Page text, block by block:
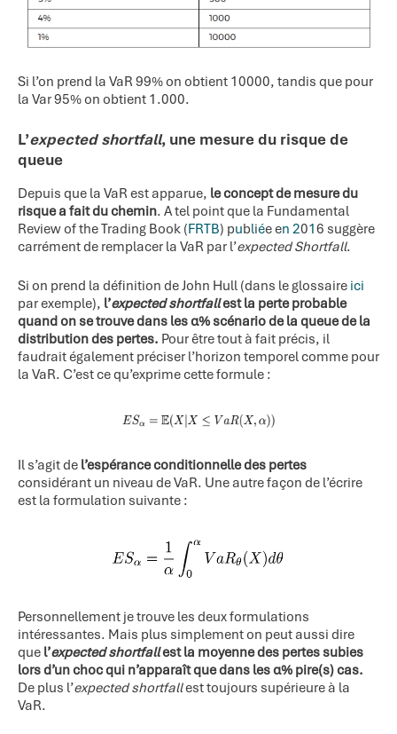
Si l’on prend la VaR 99% on obtient 10000, tandis que pour
la Var 95% on obtient 1.000.
L’expected shortfall, une mesure du risque de
queue
Depuis que la VaR est apparue, le concept de mesure du
risque a fait du chemin. A tel point que la Fundamental
Review of the Trading Book (FRTB) publiée en 2016 suggère
carrément de remplacer la VaR par l’expected Shortfall.
Si on prend la définition de John Hull (dans le glossaire ici
par exemple), l’expected shortfallest la perte probable
quand on se trouve dans lesα%scénario de la queue de la
distribution des pertes. Pour être tout à fait précis, il
faudrait également préciser l’horizon temporel comme pour
la VaR. C’est ce qu’exprime cette formule :
Il s’agit de l’espérance conditionnelle des pertes
considérant un niveau de VaR. Une autre façon de l’écrire
est la formulation suivante :
Personnellement je trouve les deux formulations
intéressantes. Mais plus simplement on peut aussi dire
que l’expected shortfallest la moyenne des pertes subies
lors d’un choc qui n’apparaît que dans les α% pire(s) cas.
De plus l’expected shortfallest toujours supérieure à la
VaR.